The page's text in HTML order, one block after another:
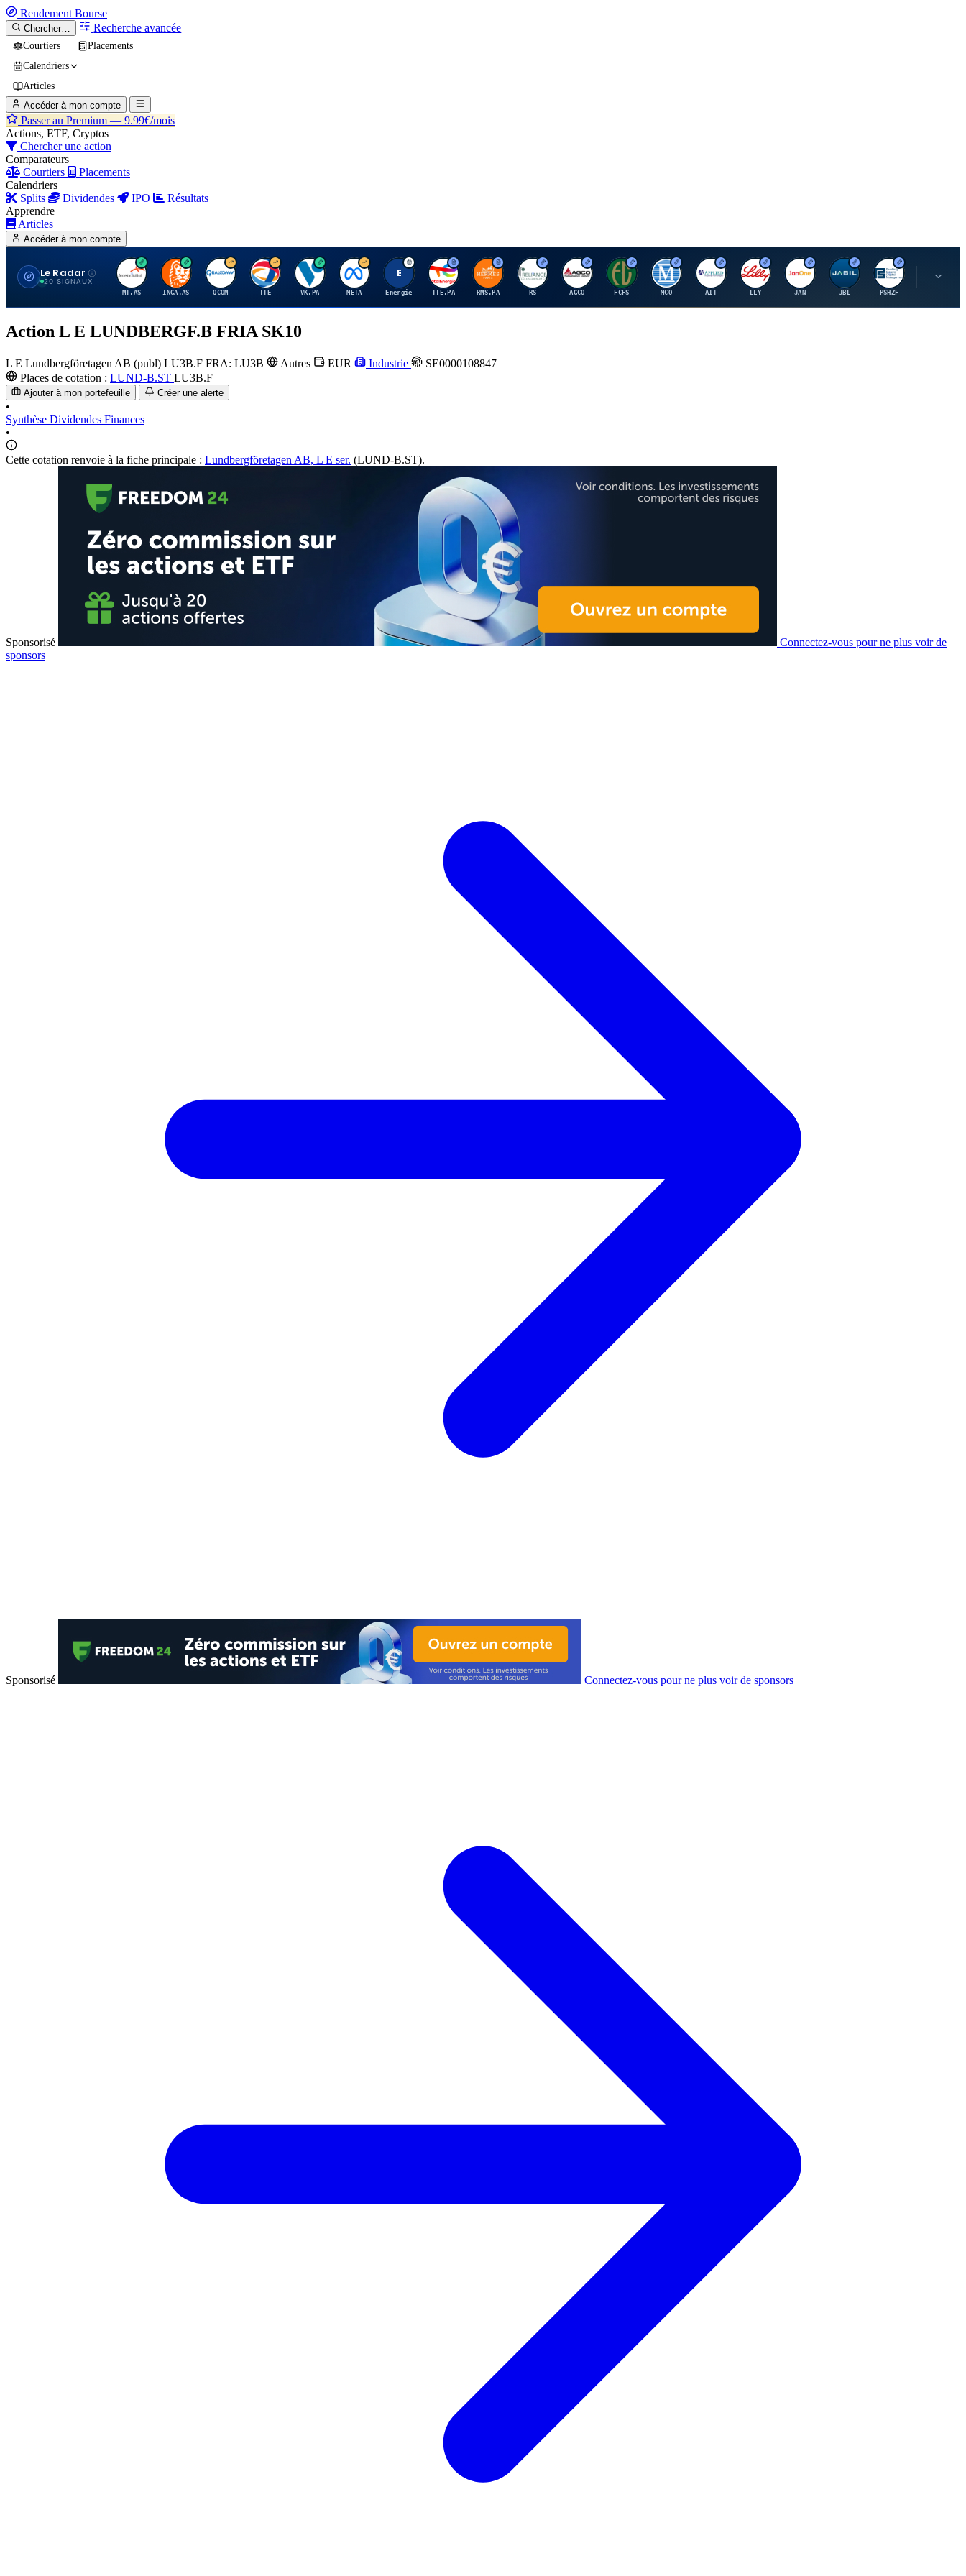
Rendement Bourse
Chercher… Recherche avancée
Courtiers
Placements
Calendriers
Articles
Accéder à mon compte
Passer au Premium — 9.99€/mois
Actions, ETF, Cryptos
Chercher une action
Comparateurs
Courtiers
Placements
Calendriers
Splits
Dividendes IPO
Résultats
Apprendre
Articles
Accéder à mon compte
Le Radar
20 SIGNAUX
A
MT.AS
I
INGA.AS
Q
QCOM
T
TTE
V
VK.PA
M
META
E
Energie
T
TTE.PA
H
RMS.PA
R
RS
A
AGCO
F
FCFS
M
MCO
A
AIT
E
LLY
J
JAN
J
JBL
P
PSHZF
O
Action L E LUNDBERGF.B FRIA SK10
L E Lundbergföretagen AB (publ) LU3B.F FRA: LU3B Autres EUR Industrie
SE0000108847
Places de cotation : LUND-B.ST LU3B.F
Ajouter à mon portefeuille Créer une alerte
•
Synthèse Dividendes Finances
•
Cette cotation renvoie à la fiche principale : Lundbergföretagen AB, L E ser. (LUND-B.ST).
Sponsorisé
Connectez-vous pour ne plus voir de
sponsors
Sponsorisé Connectez-vous pour ne plus voir de sponsors